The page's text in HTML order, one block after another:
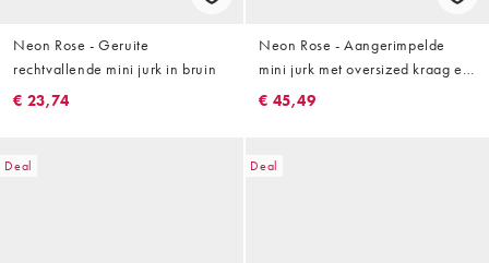
Neon Rose - Geruite
rechtvallende mini jurk in bruin
€ 23,74
Neon Rose - Aangerimpelde
mini jurk met oversized kraag en
krijtstreep in bruin en crème
€ 45,49
Deal Deal